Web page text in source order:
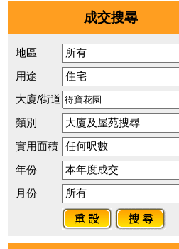
成交搜尋
地區
用途
大廈/街道
類別
實用面積
年份
月份